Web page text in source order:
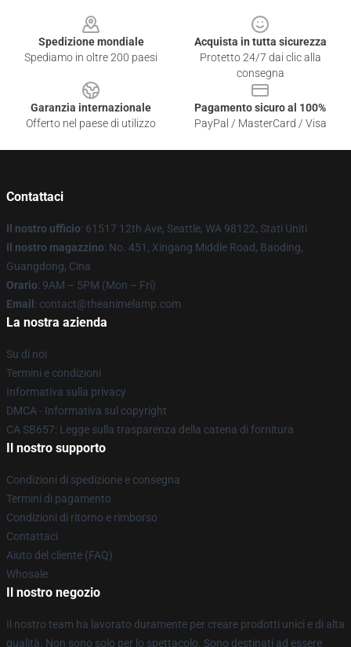
Spedizione mondiale
Spediamo in oltre 200 paesi
Acquista in tutta sicurezza
Protetto 24/7 dai clic alla
consegna
Garanzia internazionale
Offerto nel paese di utilizzo
Pagamento sicuro al 100%
PayPal / MasterCard / Visa
Contattaci
Il nostro ufficio: 61517 12th Ave, Seattle, WA 98122, Stati Uniti
Il nostro magazzino: No. 451, Xingang Middle Road, Baoding,
Guangdong, Cina
Orario: 9AM – 5PM (Mon – Fri)
Email : contact@theanimelamp.com
La nostra azienda
Su di noi
Termini e condizioni
Informativa sulla privacy
DMCA - Informativa sul copyright
CA SB657: Legge sulla trasparenza della catena di fornitura
Il nostro supporto
Condizioni di spedizione e consegna
Termini di pagamento
Condizioni di ritorno e rimborso
Contattaci
Aiuto del cliente (FAQ)
Whosale
Il nostro negozio
Il nostro team ha lavorato duramente per creare prodotti unici e di alta
qualità. Non sono solo per lo spettacolo. Sono destinati ad essere